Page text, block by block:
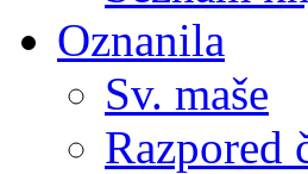
Oznanila
Sv. maše
Razpored